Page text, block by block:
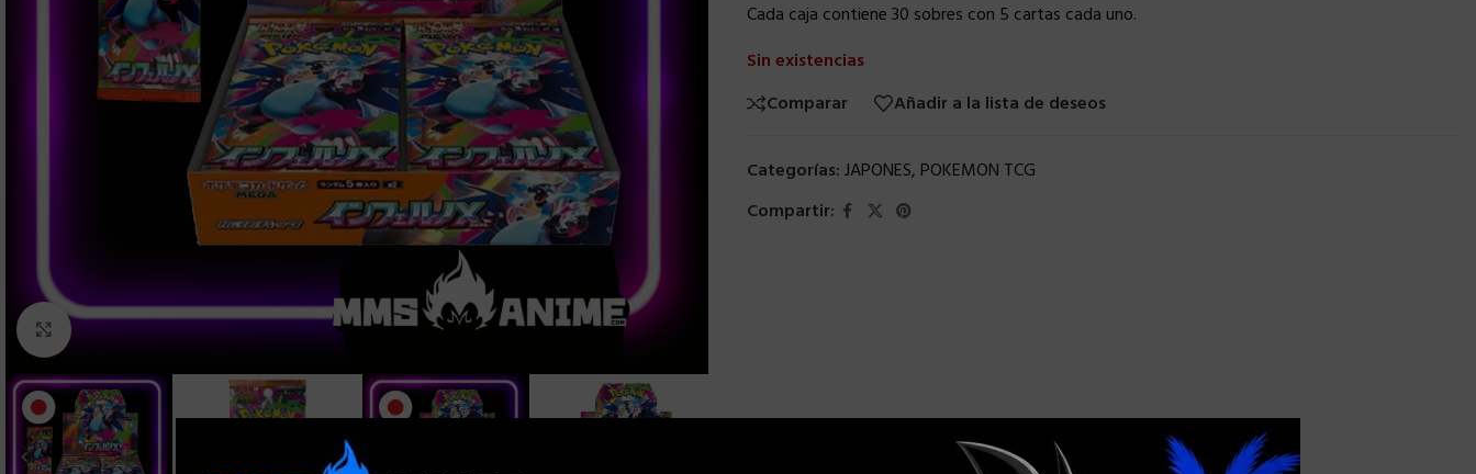
Clic para ampliar
Cada caja contiene 30 sobres con 5 cartas cada uno.
Sin existencias
Comparar
Añadir a la lista de deseos
Categorías:JAPONES, POKEMON TCG
Compartir: